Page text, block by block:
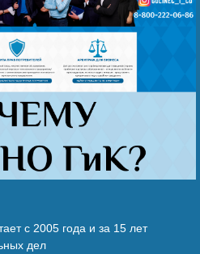
с 2005 года и за 15 лет
дел